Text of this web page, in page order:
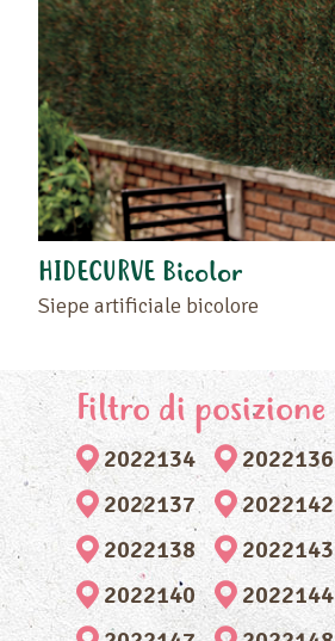
HIDECURVE Bicolor
Siepe artificiale bicolore
Filtro di posizione
2022134 2022136
2022137
2022142
2022138
2022143
2022140
2022144